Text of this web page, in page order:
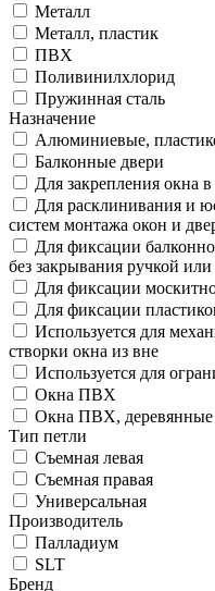
Металл
Металл, пластик
ПВХ
Поливинилхлорид
Пружинная сталь
Назначение
Алюминиевые,
Балконные двери
Для закрепления окна
Для расклинивания и
систем монтажа окон и
Для фиксации
без закрывания ручкой
Для фиксации
Для фиксации
Используется для
створки окна из вне
Используется для
Окна ПВХ
Окна ПВХ, деревянные
Тип петли
Съемная левая
Съемная правая
Универсальная
Производитель
Палладиум
SLT
Бренд